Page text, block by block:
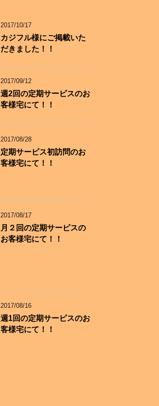
2017/10/17
カジフル様にご掲載いた
だきました！！
2017/09/12
週2回の定期サービスのお
客様宅にて！！
2017/08/28
定期サービス初訪問のお
客様宅にて！！
2017/08/17
月２回の定期サービスの
お客様宅にて！！
2017/08/16
週1回の定期サービスのお
客様宅にて！！